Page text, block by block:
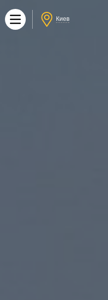
Киев